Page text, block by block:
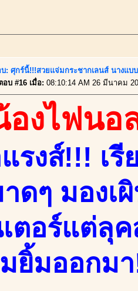
บ: ศุกร์นี้!!!สวยแจ่มกระชากเลนส์ นางแบ
อบ #16 เมื่อ: 08:10:14 AM 26 มีนาคม
องไฟนอ
รงส์!!! เ
ดๆ มองเ
ตอร์แต่ลุ
ยิ้มออกม